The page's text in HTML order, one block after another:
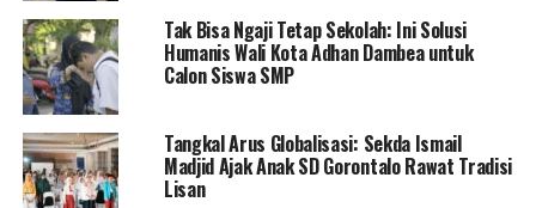
“Setelah dicetak, maka OPD sudah bisa melakukan
permintaan pembayaran di Badan Keuangan Kota
Gorontalo sesuai daftar Yang direkomendasikan BKPP,”
jelasnya.
Untuk mempercepat pembayaran, kata Nuryanto
Tak Bisa Ngaji Tetap Sekolah: Ini Solusi
Humanis Wali Kota Adhan Dambea untuk
Calon Siswa SMP
Tangkal Arus Globalisasi: Sekda Ismail
Madjid Ajak Anak SD Gorontalo Rawat Tradisi
Lisan